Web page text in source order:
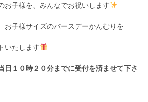
お子様を、みんなでお祝いします
お子様サイズのバースデーかんむりを
いたします
日１０時２０分までに受付を済ませて下さ